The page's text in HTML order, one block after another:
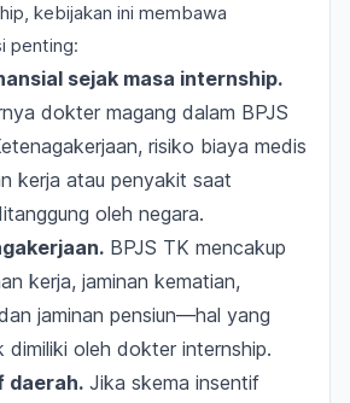
kebijakan ini membawa
penting:
sejak masa internship.
dokter magang dalam BPJS
risiko biaya medis
kerja atau penyakit saat
oleh negara.
BPJS TK mencakup
kerja, jaminan kematian,
jaminan pensiun—hal yang
dimiliki oleh dokter internship.
daerah. Jika skema insentif